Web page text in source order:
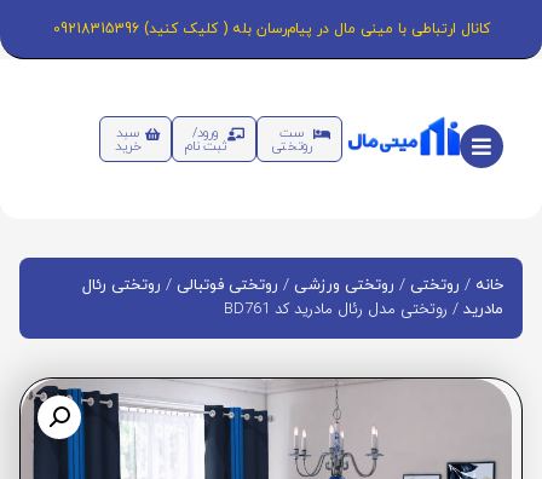
کانال ارتباطی با مینی مال در پیام‌رسان بله ( کلیک کنید) 09218315396
ست
روتختی
ورود/
ثبت نام
سبد
خرید
خانه / روتختی / روتختی ورزشی / روتختی فوتبالی / روتختی رئال
مادرید / روتختی مدل رئال مادرید کد BD761